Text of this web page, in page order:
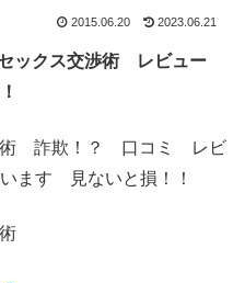
2015.06.20 2023.06.21
ックス交渉術 レビュー
術 詐欺！？ 口コミ レビ
す 見ないと損！！